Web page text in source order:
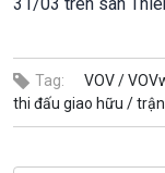
Tag: VOV /
thi đấu giao hữu /